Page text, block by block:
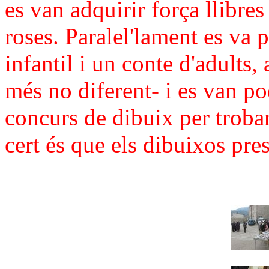
es van adquirir força
roses. Paralel'lament es va
infantil i un conte d'adults,
més no diferent- i es van
concurs de dibuix per
cert és que els dibuixos